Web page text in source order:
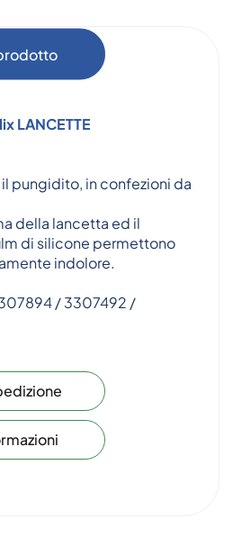
LANCETTE
pungidito, in confezioni da
della lancetta ed il
di silicone permettono
indolore.
/ 3307492 /